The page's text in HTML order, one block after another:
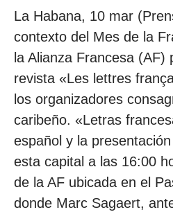
La Habana, 10 mar
contexto del Mes de la
la Alianza Francesa (AF)
revista «Les lettres
los organizadores
caribeño. «Letras
español y la
esta capital a las 16:00
de la AF ubicada en el
donde Marc Sagaert,